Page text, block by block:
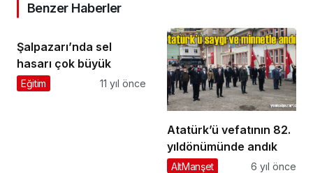
Benzer Haberler
Şalpazarı’nda sel
hasarı çok büyük
Eğitim 11 yıl önce
Atatürk’ü vefatının 82.
yıldönümünde andık
AltManşet 6 yıl önce